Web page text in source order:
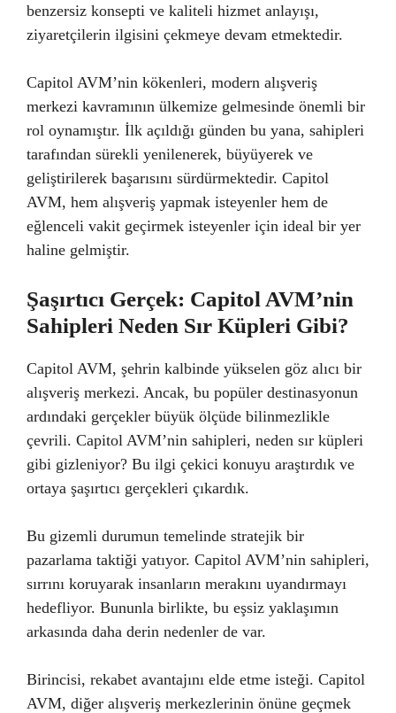
benzersiz konsepti ve kaliteli hizmet anlayışı,
ziyaretçilerin ilgisini çekmeye devam etmektedir.
Capitol AVM’nin kökenleri, modern alışveriş
merkezi kavramının ülkemize gelmesinde önemli bir
rol oynamıştır. İlk açıldığı günden bu yana, sahipleri
tarafından sürekli yenilenerek, büyüyerek ve
geliştirilerek başarısını sürdürmektedir. Capitol
AVM, hem alışveriş yapmak isteyenler hem de
eğlenceli vakit geçirmek isteyenler için ideal bir yer
haline gelmiştir.
Şaşırtıcı Gerçek: Capitol AVM’nin
Sahipleri Neden Sır Küpleri Gibi?
Capitol AVM, şehrin kalbinde yükselen göz alıcı bir
alışveriş merkezi. Ancak, bu popüler destinasyonun
ardındaki gerçekler büyük ölçüde bilinmezlikle
çevrili. Capitol AVM’nin sahipleri, neden sır küpleri
gibi gizleniyor? Bu ilgi çekici konuyu araştırdık ve
ortaya şaşırtıcı gerçekleri çıkardık.
Bu gizemli durumun temelinde stratejik bir
pazarlama taktiği yatıyor. Capitol AVM’nin sahipleri,
sırrını koruyarak insanların merakını uyandırmayı
hedefliyor. Bununla birlikte, bu eşsiz yaklaşımın
arkasında daha derin nedenler de var.
Birincisi, rekabet avantajını elde etme isteği. Capitol
AVM, diğer alışveriş merkezlerinin önüne geçmek